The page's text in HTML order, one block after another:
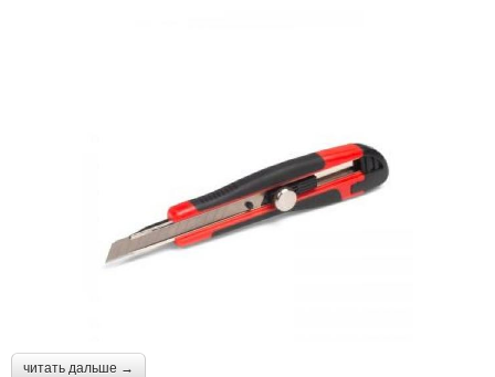
читать дальше →